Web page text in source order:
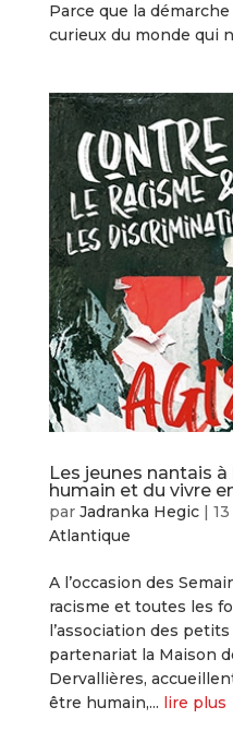
Parce que la
curieux du monde qui
Les jeunes nantais
humain et du vivre
par Jadranka Hegic|
Atlantique
A l’occasion des
racisme et toutes les
l’association des
partenariat la Maison
Dervallières,
être humain,... lire plus